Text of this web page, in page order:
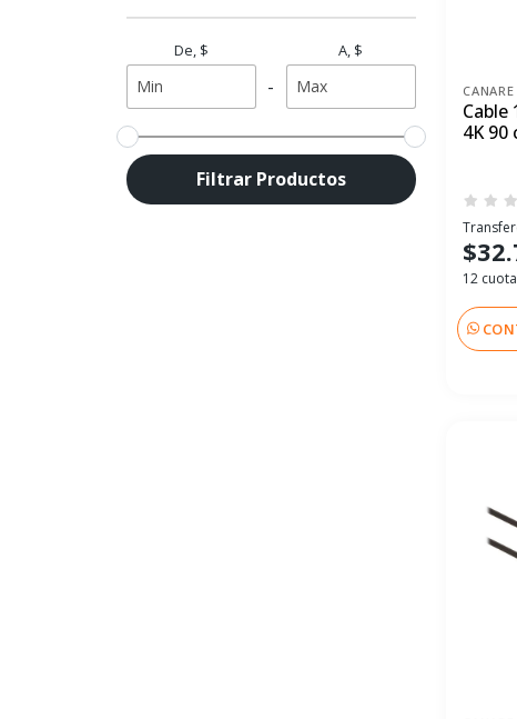
De, $
-
A, $
Filtrar Productos
CANARE
Cable
4K 90
12